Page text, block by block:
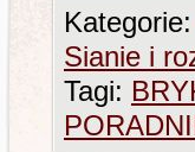
Kategorie:
Sianie i
Tagi: